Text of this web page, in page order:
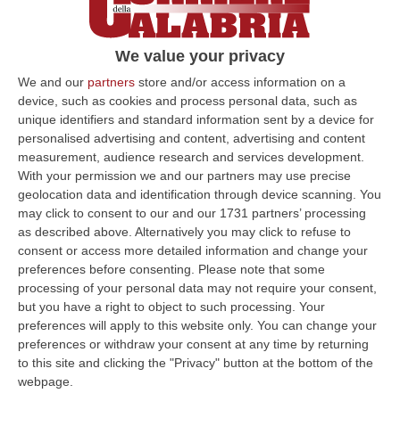
We value your privacy
We and our partners store and/or access information on a
device, such as cookies and process personal data, such as
unique identifiers and standard information sent by a device for
personalised advertising and content, advertising and content
measurement, audience research and services development.
With your permission we and our partners may use precise
geolocation data and identification through device scanning. You
may click to consent to our and our 1731 partners’ processing
as described above. Alternatively you may click to refuse to
consent or access more detailed information and change your
preferences before consenting.
Please note that some
processing of your personal data may not require your consent,
but you have a right to object to such processing. Your
preferences will apply to this website only. You can change your
preferences or withdraw your consent at any time by returning
to this site and clicking the "Privacy" button at the bottom of the
webpage.
Bruno Bossio: «Il Pd sempre a favore della
città unica». E rilancia l’idea della metro
leggera
L’ex parlamentare dem: «Vedo nel progetto
anche Montalto Uffugo, snodo cruciale se si
dovesse continuare a finanziare l’alta
velocità»
Pubblicato il: 17/06/23 – 9:17